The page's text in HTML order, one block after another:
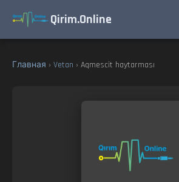
Qirim.Online
Главная › Vetan › Aqmescit haytarması